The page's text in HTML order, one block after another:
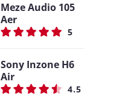
Meze Audio 105
Aer
5
Sony Inzone H6
Air
4.5